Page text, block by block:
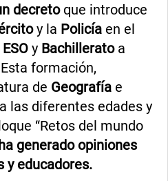
decreto que introduce
y la Policía en el
ESO y Bachilleratoa
formación,
de Geografía e
las diferentes edades y
“Retos del mundo
generado opiniones
y educadores.